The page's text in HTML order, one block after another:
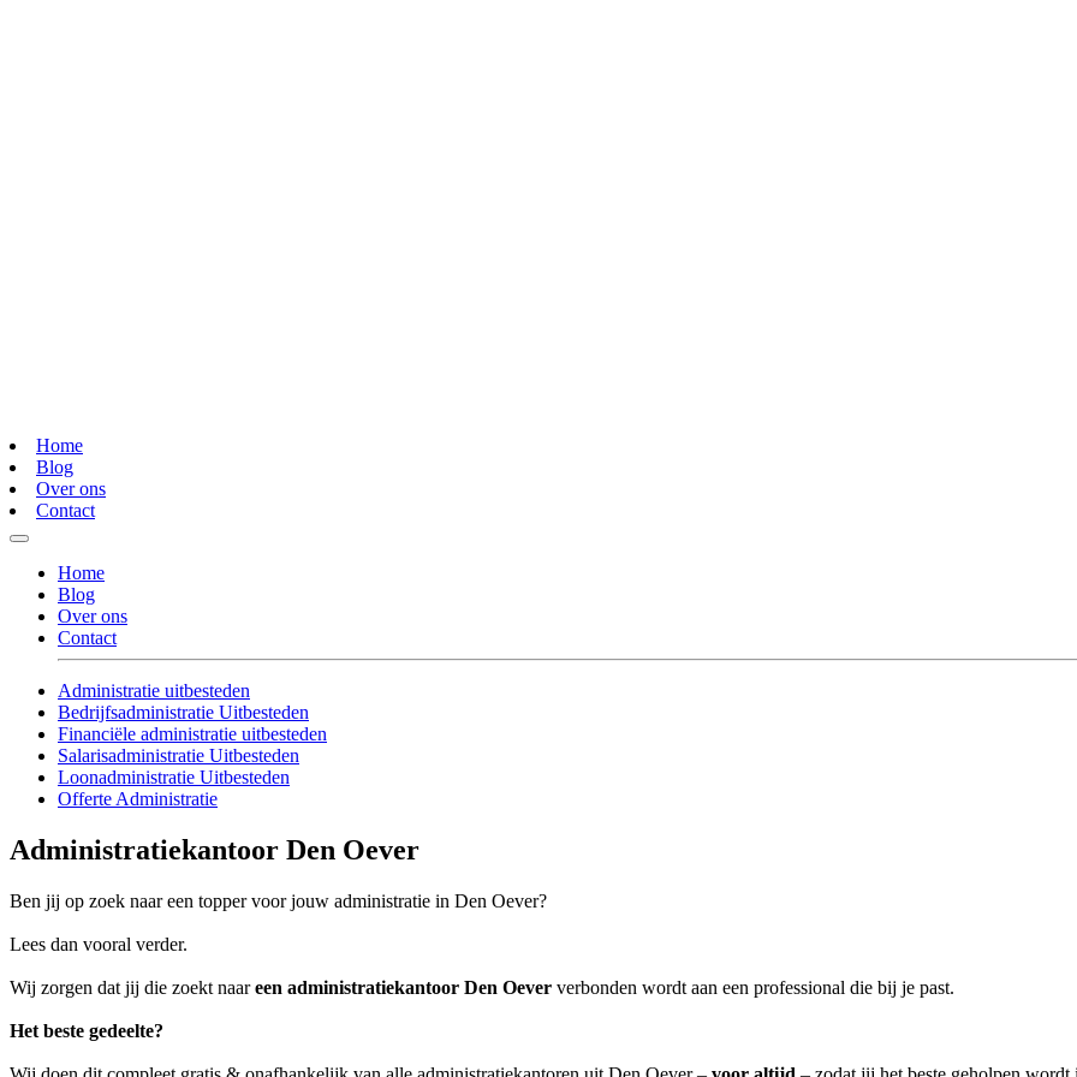
Home
Blog
Over ons
Contact
Home
Blog
Over ons
Contact
Administratie uitbesteden
Bedrijfsadministratie Uitbesteden
Financiële administratie uitbesteden
Salarisadministratie Uitbesteden
Loonadministratie Uitbesteden
Offerte Administratie
Administratiekantoor Den Oever
Ben jij op zoek naar een topper voor jouw administratie in Den Oever?
Lees dan vooral verder.
Wij zorgen dat jij die zoekt naareen administratiekantoor Den Oever verbonden wordt aan een professional die bij je past.
Het beste gedeelte?